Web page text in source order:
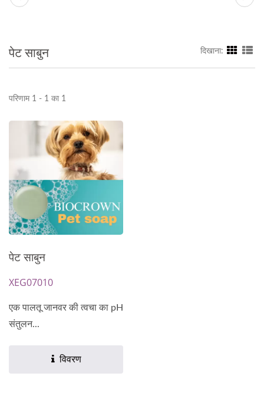
पेट साबुन दिखाना:
परिणाम 1 - 1 का 1
पेट साबुन
XEG07010
एक पालतू जानवर की त्वचा का pH
संतुलन...
विवरण